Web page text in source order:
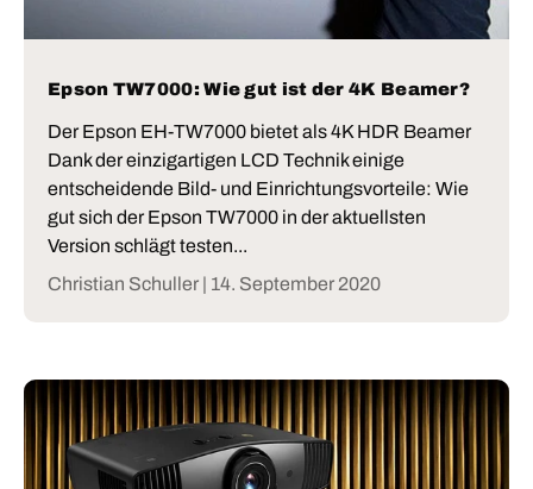
Epson TW7000: Wie gut ist der 4K Beamer?
Der Epson EH-TW7000 bietet als 4K HDR Beamer
Dank der einzigartigen LCD Technik einige
entscheidende Bild- und Einrichtungsvorteile: Wie
gut sich der Epson TW7000 in der aktuellsten
Version schlägt testen...
Christian Schuller | 14. September 2020